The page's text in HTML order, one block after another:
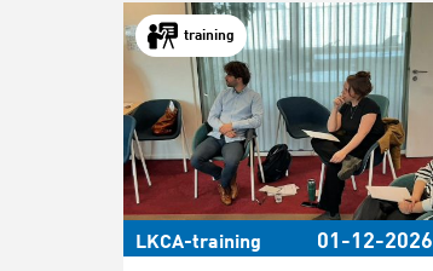
training
LKCA-training 01-12-2026